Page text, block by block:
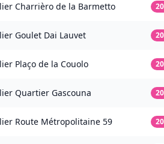
Charrièro de la Barmetto
Goulet Dai Lauvet
Plaço de la Couolo
Quartier Gascouna
Route Métropolitaine 59